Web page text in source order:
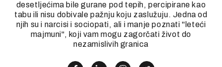
desetljećima bile gurane pod tepih, percipirane kao
tabu ili nisu dobivale pažnju koju zaslužuju. Jedna od
njih su i narcisi i sociopati, ali i manje poznati "leteći
majmuni", koji vam mogu zagorčati život do
nezamislivih granica